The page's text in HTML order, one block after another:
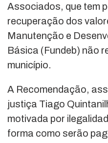
Associados, que tem
recuperação dos
Manutenção e
Básica (Fundeb) não
município.
A Recomendação,
justiça Tiago
motivada por
forma como serão